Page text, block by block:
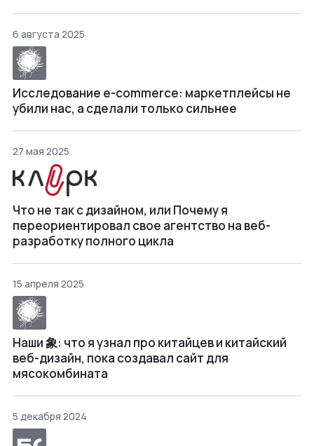
6 августа 2025
Исследование e-commerce: маркетплейсы не
убили нас, а сделали только сильнее
27 мая 2025
Что не так с дизайном, или Почему я
переориентировал свое агентство на веб-
разработку полного цикла
15 апреля 2025
Наши 象: что я узнал про китайцев и китайский
веб-дизайн, пока создавал сайт для
мясокомбината
5 декабря 2024